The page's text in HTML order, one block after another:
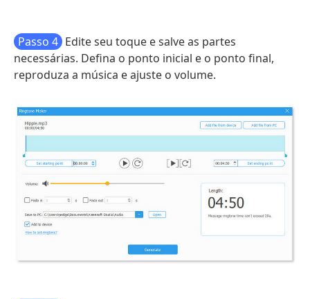
Passo 4 Edite seu toque e salve as partes
necessárias. Defina o ponto inicial e o ponto final,
reproduza a música e ajuste o volume.